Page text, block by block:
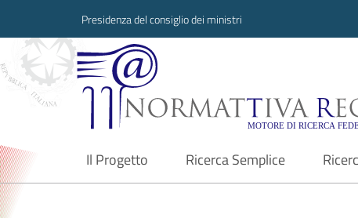
Presidenza del consiglio dei ministri
Normattiva
Il Progetto
current Ricerca Semplice